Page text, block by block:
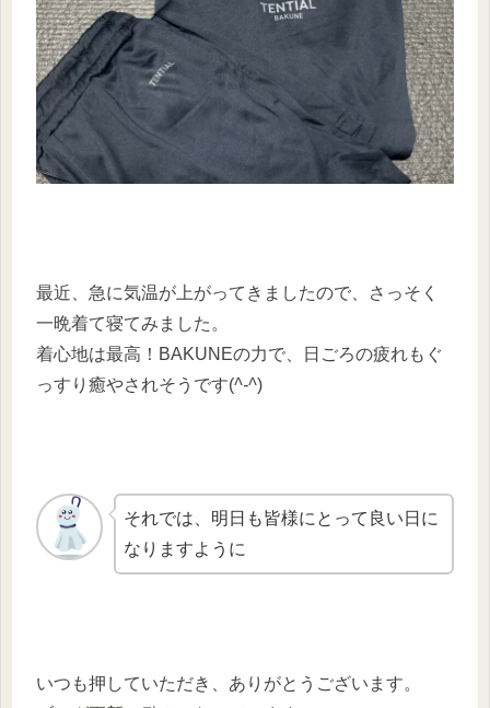
最近、急に気温が上がってきましたので、さっそく
一晩着て寝てみました。
着心地は最高！BAKUNEの力で、日ごろの疲れもぐ
っすり癒やされそうです(^-^)
それでは、明日も皆様にとって良い日に
なりますように
いつも押していただき、ありがとうございます。